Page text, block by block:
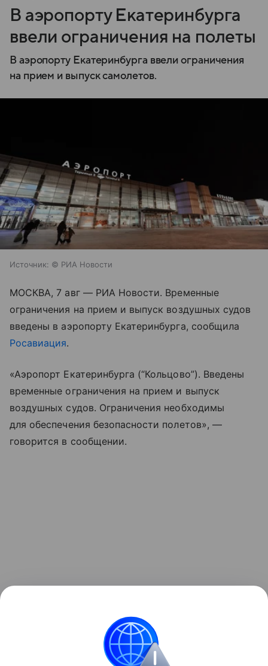
В аэропорту Екатеринбурга
ввели ограничения на полеты
В аэропорту Екатеринбурга ввели ограничения
на прием и выпуск самолетов.
Источник: © РИА Новости
МОСКВА, 7 авг — РИА Новости. Временные
ограничения на прием и выпуск воздушных судов
введены в аэропорту Екатеринбурга, сообщила
Росавиация.
«Аэропорт Екатеринбурга (“Кольцово”). Введены
временные ограничения на прием и выпуск
воздушных судов. Ограничения необходимы
для обеспечения безопасности полетов», —
говорится в сообщении.